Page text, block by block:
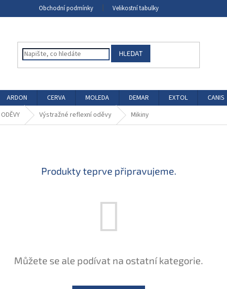
Obchodní podmínky Velikostní tabulky
HLEDAT
ARDON CERVA MOLEDA DEMAR EXTOL CANIS
Výstražné reflexní oděvy Mikiny
Produkty teprve připravujeme.
Můžete se ale podívat na ostatní kategorie.